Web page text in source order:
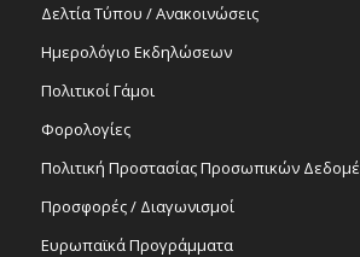
Δελτία Τύπου / Ανακοινώσεις
Ημερολόγιο Εκδηλώσεων
Πολιτικοί Γάμοι
Φορολογίες
Πολιτική Προστασίας Προσωπικών
Προσφορές / Διαγωνισμοί
Ευρωπαϊκά Προγράμματα